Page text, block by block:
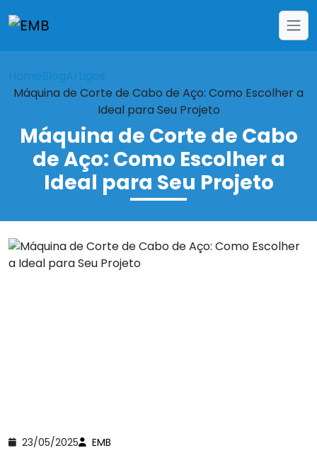
Home Blog
Artigos
Máquina de Corte de Cabo de Aço: Como Escolher a
Ideal para Seu Projeto
Máquina de Corte de Cabo
de Aço: Como Escolher a
Ideal para Seu Projeto
23/05/2025 EMB